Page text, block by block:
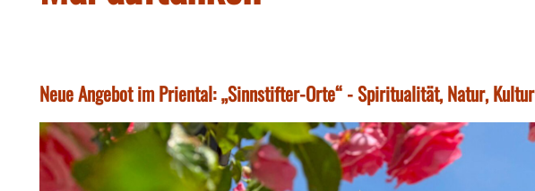
Neue Angebot im Priental: „Sinnstifter-Orte“ - Spiritualität, Natur, Kultur